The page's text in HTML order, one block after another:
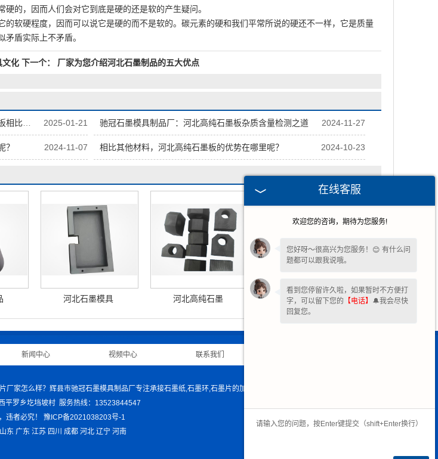
的，因而人们会对它到底是硬的还是软的产生疑问。
的软硬程度，因而可以说它是硬的而不是软的。碳元素的硬和我们平常所说的硬还不一样，它是质量
盾实际上不矛盾。
文化 下一个： 厂家为您介绍河北石墨制品的五大优点
2025-01-21
学性能？ 2024-11-27
驰冠石墨模具制品厂：河北高纯石墨板杂质含量检测之道
2024-11-07
？ 2024-10-23
相比其他材料，河北高纯石墨板的优势在哪里呢？
河北石墨模具 河北高纯石墨 河北高纯石墨块
新闻中心 视频中心 联系我们
家怎么样？辉县市驰冠石墨模具制品厂专注承接石墨纸,石墨环,石墨片的加工生产，是您不错的选择！
平罗乡圪垱坡村 服务热线：13523844547
违者必究！ 豫ICP备2021038203号-1
山东 广东 江苏 四川 成都 河北 辽宁 河南
在线客服
欢迎您的咨询，期待为您服务!
您好呀～很高兴为您服务！😊 有什么问
题都可以跟我说哦。
看到您停留许久啦，如果暂时不方便打
字，可以留下您的 【电话】 🔔我会尽快
回复您。